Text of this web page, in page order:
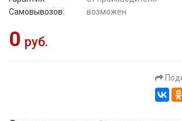
Самовывозов:
возможен
0 руб.